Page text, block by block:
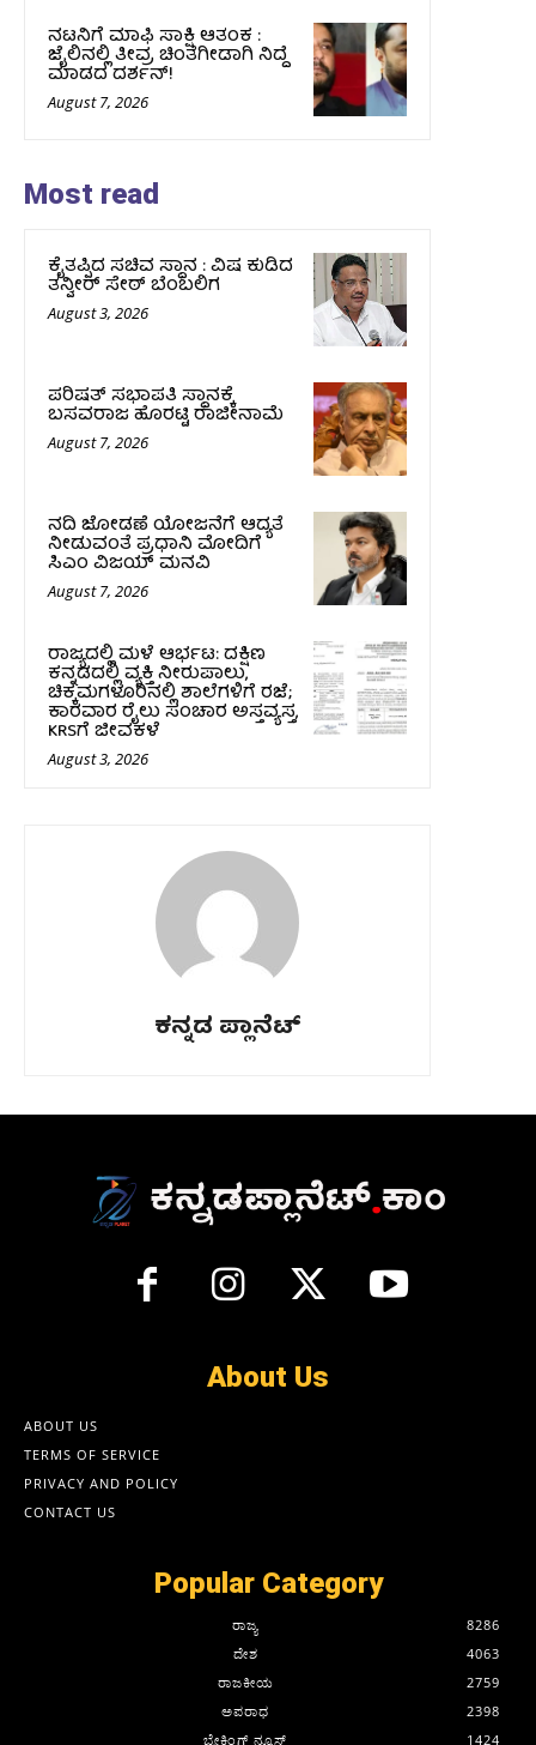
ನಟನಿಗೆ ಮಾಫಿ ಸಾಕ್ಷಿ ಆತಂಕ :
ಜೈಲಿನಲ್ಲಿ ತೀವ್ರ ಚಿಂತೆಗೀಡಾಗಿ ನಿದ್ದೆ
ಮಾಡದ ದರ್ಶನ್!
August 7, 2026
Most read
ಕೈತಪ್ಪಿದ ಸಚಿವ ಸ್ಥಾನ : ವಿಷ ಕುಡಿದ
ತನ್ವೀರ್‌ ಸೇಠ್‌ ಬೆಂಬಲಿಗ
August 3, 2026
ಪರಿಷತ್‌ ಸಭಾಪತಿ ಸ್ಥಾನಕ್ಕೆ
ಬಸವರಾಜ ಹೊರಟ್ಟಿ ರಾಜೀನಾಮೆ
August 7, 2026
ನದಿ ಜೋಡಣೆ ಯೋಜನೆಗೆ ಆದ್ಯತೆ
ನೀಡುವಂತೆ ಪ್ರಧಾನಿ ಮೋದಿಗೆ
ಸಿಎಂ ವಿಜಯ್‌ ಮನವಿ
August 7, 2026
ರಾಜ್ಯದಲ್ಲಿ ಮಳೆ ಆರ್ಭಟ: ದಕ್ಷಿಣ
ಕನ್ನಡದಲ್ಲಿ ವ್ಯಕ್ತಿ ನೀರುಪಾಲು,
ಚಿಕ್ಕಮಗಳೂರಿನಲ್ಲಿ ಶಾಲೆಗಳಿಗೆ ರಜೆ;
ಕಾರವಾರ ರೈಲು ಸಂಚಾರ ಅಸ್ತವ್ಯಸ್ತ,
KRSಗೆ ಜೀವಕಳೆ
August 3, 2026
ಕನ್ನಡ ಪ್ಲಾನೆಟ್
About Us
ABOUT US
TERMS OF SERVICE
PRIVACY AND POLICY
CONTACT US
Popular Category
ರಾಜ್ಯ
8286
ದೇಶ
4063
ರಾಜಕೀಯ
2759
ಅಪರಾಧ
2398
ಬ್ರೇಕಿಂಗ್ ನ್ಯೂಸ್
1424